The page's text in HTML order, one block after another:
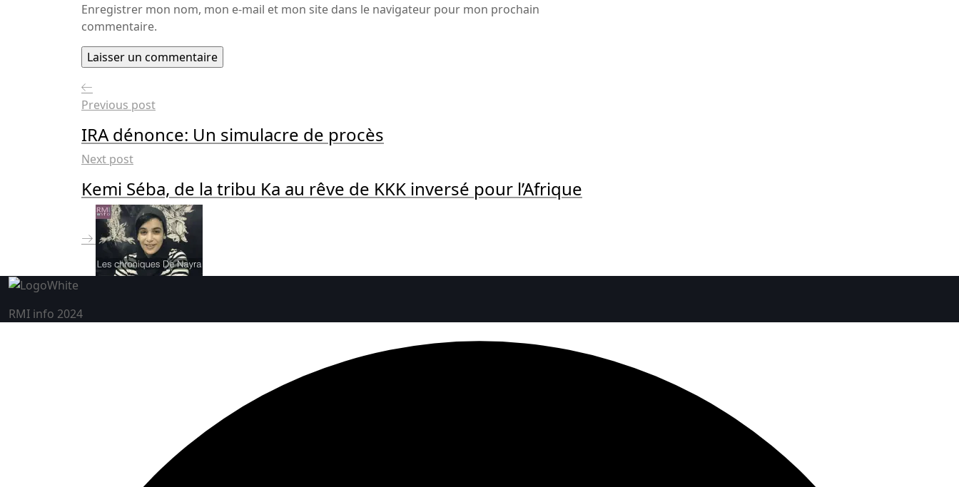
Enregistrer mon nom, mon e-mail et mon site dans le navigateur pour mon prochain
commentaire.
Previous post
IRA dénonce: Un simulacre de procès
Next post
Kemi Séba, de la tribu Ka au rêve de KKK inversé pour l’Afrique
RMI info 2024